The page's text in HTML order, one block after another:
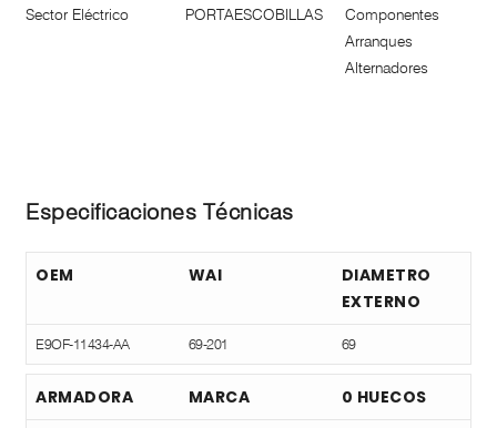
Sector Eléctrico PORTAESCOBILLAS
Componentes
Arranques
Alternadores
Especificaciones Técnicas
OEM WAI
DIAMETRO
EXTERNO
E9OF-11434-AA 69-201 69
ARMADORA MARCA 0 HUECOS